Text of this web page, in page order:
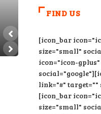
HEALTH UPDATE
READ MORE
FIND US
[icon_bar
size="small"
icon="icon-
link="#"
[icon_bar
size="small"